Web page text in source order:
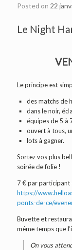
Posted on 22
Le Night
Le principe est
des matchs de
dans le noir,
équipes de 5 à
ouvert à tous,
lots à gagner.
Sortez vos plus
soirée de folie !
7 € par participant
https://
ponts-de-ce/
Buvette et
même temps que
On vous